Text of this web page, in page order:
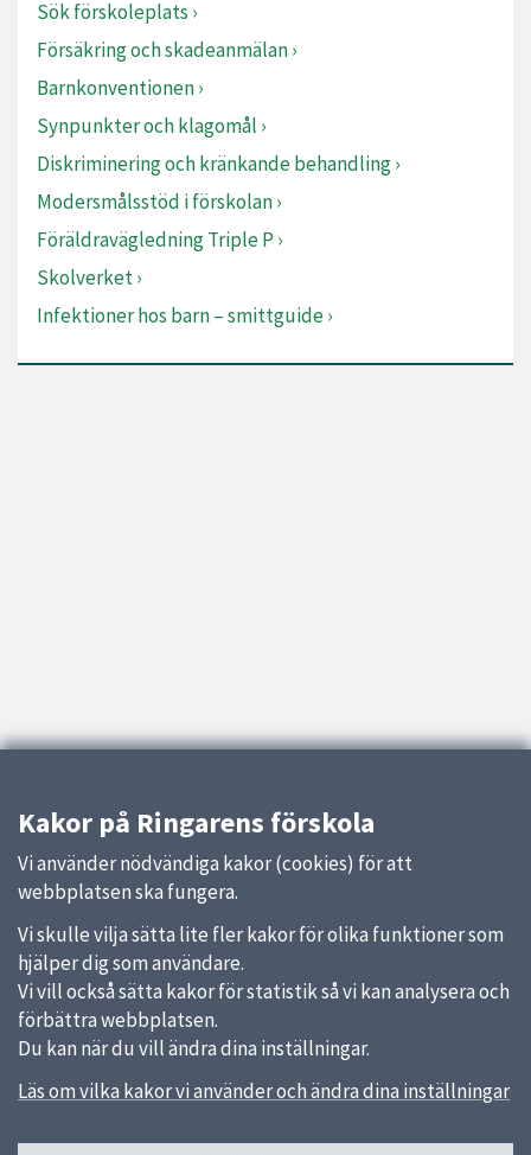
Sök förskoleplats
Försäkring och skadeanmälan
Barnkonventionen
Synpunkter och klagomål
Diskriminering och kränkande behandling
Modersmålsstöd i förskolan
Föräldravägledning Triple P
Skolverket
Infektioner hos barn – smittguide
Kakor på Ringarens förskola
Vi använder nödvändiga kakor (cookies) för att
webbplatsen ska fungera.
Vi skulle vilja sätta lite fler kakor för olika funktioner som
hjälper dig som användare.
Vi vill också sätta kakor för statistik så vi kan analysera och
förbättra webbplatsen.
Du kan när du vill ändra dina inställningar.
Läs om vilka kakor vi använder och ändra dina inställningar